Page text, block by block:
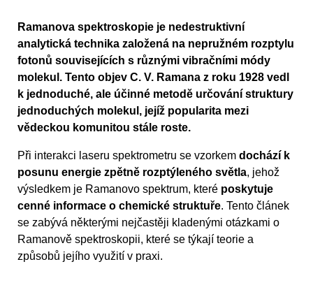
Ramanova spektroskopie je nedestruktivní
analytická technika založená na nepružném rozptylu
fotonů souvisejících s různými vibračními módy
molekul. Tento objev C. V. Ramana z roku 1928 vedl
k jednoduché, ale účinné metodě určování struktury
jednoduchých molekul, jejíž popularita mezi
vědeckou komunitou stále roste.
Při interakci laseru spektrometru se vzorkem dochází k
posunu energie zpětně rozptýleného světla, jehož
výsledkem je Ramanovo spektrum, které poskytuje
cenné informace o chemické struktuře. Tento článek
se zabývá některými nejčastěji kladenými otázkami o
Ramanově spektroskopii, které se týkají teorie a
způsobů jejího využití v praxi.